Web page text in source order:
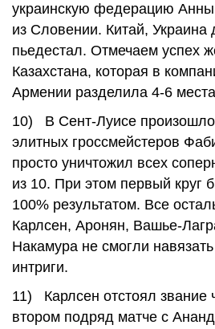
украинскую федерацию
из Словении. Китай, Украина
пьедестал. Отмечаем успех
Казахстана, которая в
Армении разделила 4-6
10) В Сент-Луисе произошло
элитных гроссмейстеров
просто уничтожил всех
из 10. При этом первый круг
100% результатом. Все
Карлсен, Аронян, Вашье-
Накамура не смогли
интриги.
11) Карлсен отстоял звание
втором подряд матче с